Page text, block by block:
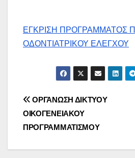
ΕΓΚΡΙΣΗ ΠΡΟΓΡΑΜΜΑΤΟΣ
ΟΔΟΝΤΙΑΤΡΙΚΟΥ ΕΛΕΓΧΟΥ
Πλοήγηση
άρθρων
ΟΡΓΑΝΩΣΗ ΔΙΚΤΥΟΥ
ΟΙΚΟΓΕΝΕΙΑΚΟΥ
ΠΡΟΓΡΑΜΜΑΤΙΣΜΟΥ